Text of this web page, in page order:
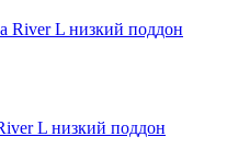
L низкий поддон